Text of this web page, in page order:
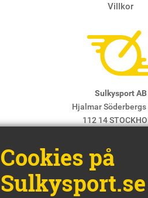
Villkor
Sulkysport AB
Hjalmar Söderbergs
112 14
Chefredaktör & ansvarig utgivare:
Cookies på
Sulkysport.se